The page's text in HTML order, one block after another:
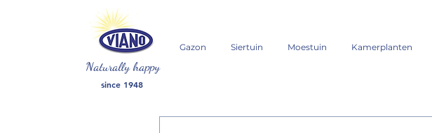
Naturally happy
since 1948
Gazon Siertuin Moestuin Kamerplanten